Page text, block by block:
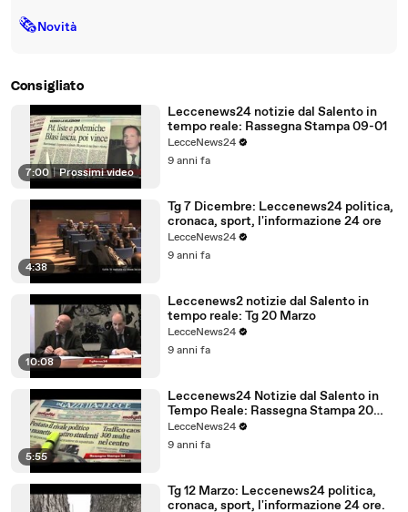
🗞Novità
Consigliato
7:00 | Prossimi video
Leccenews24 notizie dal Salento in
tempo reale: Rassegna Stampa 09-01
LecceNews24
9 anni fa
4:38
Tg 7 Dicembre: Leccenews24 politica,
cronaca, sport, l'informazione 24 ore
LecceNews24
9 anni fa
10:08
Leccenews2 notizie dal Salento in
tempo reale: Tg 20 Marzo
LecceNews24
9 anni fa
5:55
Leccenews24 Notizie dal Salento in
Tempo Reale: Rassegna Stampa 20
Marzo
LecceNews24
9 anni fa
Tg 12 Marzo: Leccenews24 politica,
cronaca, sport, l'informazione 24 ore.